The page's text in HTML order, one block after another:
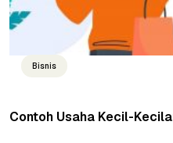
Bisnis
Contoh Usaha Kecil-